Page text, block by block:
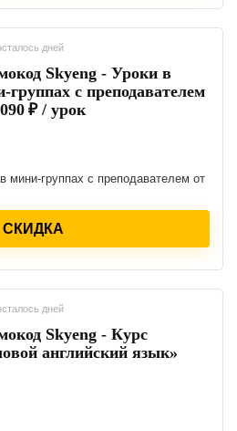
дней
Skyeng - Уроки в
группах с преподавателем
₽ / урок
мини-группах с преподавателем от
СКИДКА
дней
Skyeng - Курс
английский язык»